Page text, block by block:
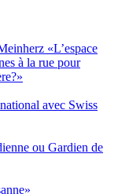
«L’espace
à la rue pour
avec Swiss
ou Gardien de